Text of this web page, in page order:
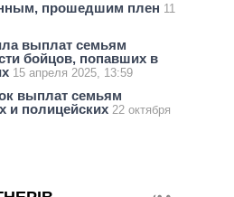
прошедшим плен 11
выплат семьям
бойцов, попавших в
15 апреля 2025, 13:59
выплат семьям
и полицейских 22 октября